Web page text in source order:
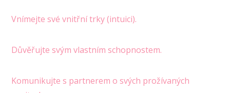
Vnímejte své vnitřní trky (intuici).
Důvěřujte svým vlastním schopnostem.
Komunikujte s partnerem o svých prožívaných